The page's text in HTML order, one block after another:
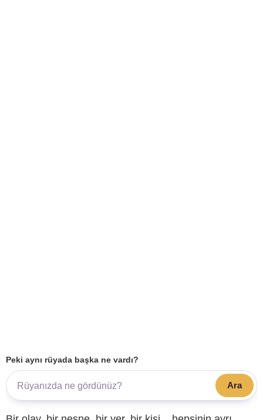
Peki aynı rüyada başka ne vardı?
Ara